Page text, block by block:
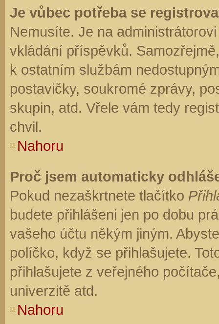
Je vůbec potřeba se
Nemusíte. Je na
vkládání příspěvků.
k ostatním službám
postavičky, soukromé zprávy,
skupin, atd. Vřele vám tedy
chvil.
Nahoru
Proč jsem automaticky
Pokud nezaškrtnete tlačítko
budete přihlášeni jen po dobu
vašeho účtu někým jiným.
políčko, když se přihlašujete.
přihlašujete z veřejného
univerzitě atd.
Nahoru